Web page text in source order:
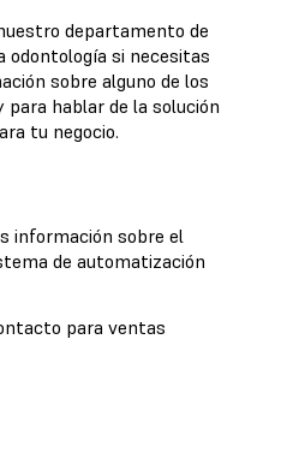
departamento de
odontología si necesitas
sobre alguno de los
para hablar de la solución
tu negocio.
información sobre el
de automatización
para ventas